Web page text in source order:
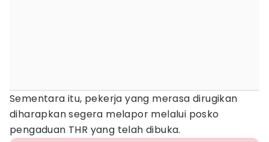
Sementara itu, pekerja yang merasa dirugikan
diharapkan segera melapor melalui posko
pengaduan THR yang telah dibuka.